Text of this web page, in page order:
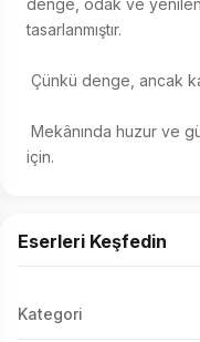
denge, odak ve
tasarlanmıştır.
için.
Eserleri Keşfedin
Kategori